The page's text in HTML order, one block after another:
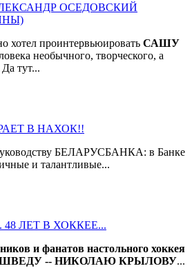
ОСЕДОВСКИЙ
хотел проинтервьюировать САШУ
необычного, творческого, а
тут...
В НАХОК!!
БЕЛАРУСБАНКА: в Банке
и талантливые...
ЛЕТ В ХОККЕЕ...
и фанатов настольного хоккея
ШВЕДУ -- НИКОЛАЮ КРЫЛОВУ...